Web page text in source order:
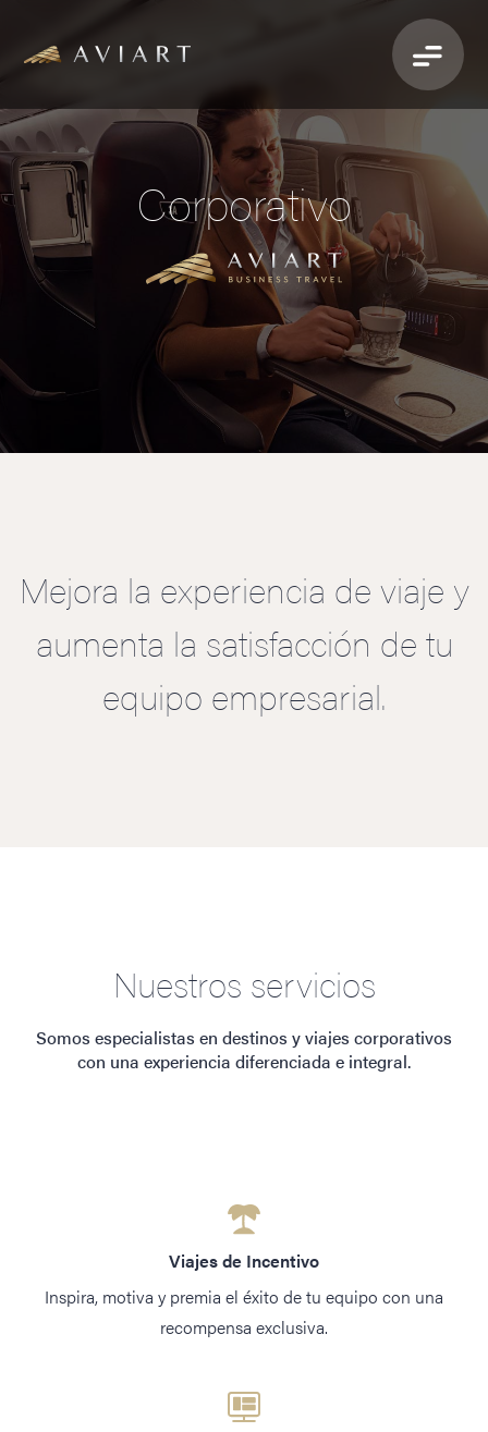
Corporativo
Mejora la experiencia de viaje y
aumenta la satisfacción de tu
equipo empresarial.
Nuestros servicios
Somos especialistas en destinos y viajes corporativos
con una experiencia diferenciada e integral.
Viajes de Incentivo
Inspira, motiva y premia el éxito de tu equipo con una
recompensa exclusiva.